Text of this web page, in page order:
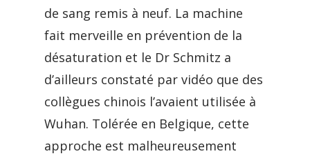
de sang remis à neuf. La machine
fait merveille en prévention de la
désaturation et le Dr Schmitz a
d’ailleurs constaté par vidéo que des
collègues chinois l’avaient utilisée à
Wuhan. Tolérée en Belgique, cette
approche est malheureusement